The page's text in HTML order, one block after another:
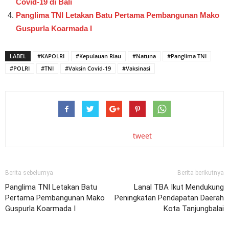
Covid-19 di Bali
Panglima TNI Letakan Batu Pertama Pembangunan Mako
Guspurla Koarmada I
LABEL #KAPOLRI #Kepulauan Riau #Natuna
#Panglima TNI
#POLRI
#TNI #Vaksin Covid-19 #Vaksinasi
tweet
Berita sebelumya
Panglima TNI Letakan Batu
Pertama Pembangunan Mako
Guspurla Koarmada I
Berita berikutnya
Lanal TBA Ikut Mendukung
Peningkatan Pendapatan Daerah
Kota Tanjungbalai